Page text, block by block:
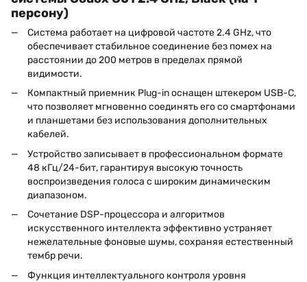
персону)
Система работает на цифровой частоте 2.4 GHz, что
обеспечивает стабильное соединение без помех на
расстоянии до 200 метров в пределах прямой
видимости.
Компактный приемник Plug-in оснащен штекером USB-C,
что позволяет мгновенно соединять его со смартфонами
и планшетами без использования дополнительных
кабелей.
Устройство записывает в профессиональном формате
48 кГц/24-бит, гарантируя высокую точность
воспроизведения голоса с широким динамическим
диапазоном.
Сочетание DSP-процессора и алгоритмов
искусственного интеллекта эффективно устраняет
нежелательные фоновые шумы, сохраняя естественный
тембр речи.
Функция интеллектуального контроля уровня